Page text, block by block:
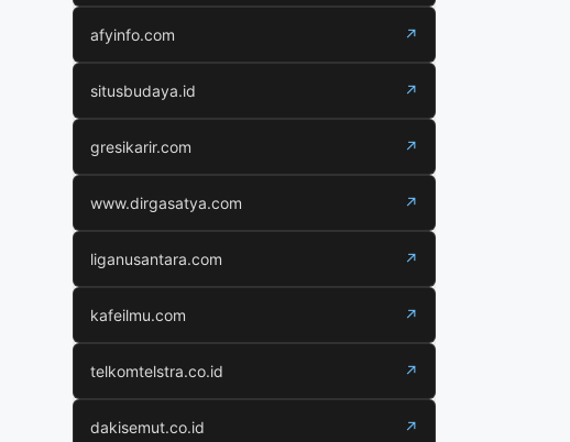
afyinfo.com ↗
situsbudaya.id ↗
gresikarir.com ↗
www.dirgasatya.com ↗
liganusantara.com ↗
kafeilmu.com ↗
telkomtelstra.co.id ↗
dakisemut.co.id ↗